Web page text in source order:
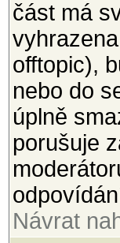
část má
offtopic),
nebo do
úplně
porušuje
Návrat